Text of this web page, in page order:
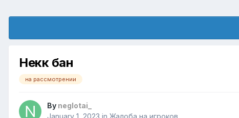
Некк бан
на рассмотрении
By neglotai_